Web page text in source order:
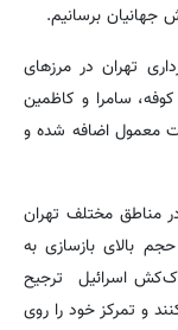
جهانیان برسانیم.
تهران در مرزهای
سامرا و کاظمین
معمول اضافه شده و
مناطق مختلف تهران
بالای بازسازی به
اسرائیل ترجیح
و تمرکز خود را روی